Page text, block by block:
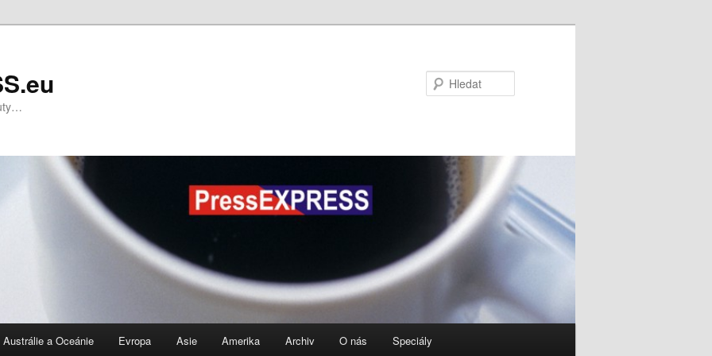
Austrálie a Oceánie Evropa Asie Amerika Archiv O nás Speciály